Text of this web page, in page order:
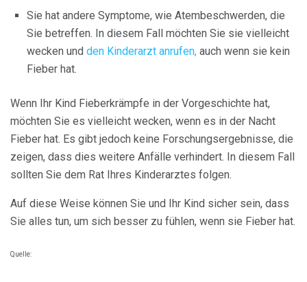
Sie hat andere Symptome, wie Atembeschwerden, die
Sie betreffen. In diesem Fall möchten Sie sie vielleicht
wecken und den Kinderarzt anrufen, auch wenn sie kein
Fieber hat.
Wenn Ihr Kind Fieberkrämpfe in der Vorgeschichte hat,
möchten Sie es vielleicht wecken, wenn es in der Nacht
Fieber hat. Es gibt jedoch keine Forschungsergebnisse, die
zeigen, dass dies weitere Anfälle verhindert. In diesem Fall
sollten Sie dem Rat Ihres Kinderarztes folgen.
Auf diese Weise können Sie und Ihr Kind sicher sein, dass
Sie alles tun, um sich besser zu fühlen, wenn sie Fieber hat.
Quelle: